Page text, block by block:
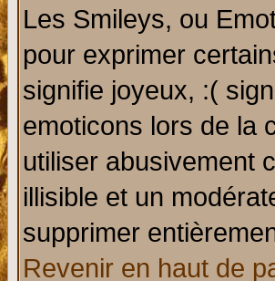
Les Smileys, ou
pour exprimer
signifie joyeux, :(
emoticons lors de la
utiliser abusivement
illisible et un
supprimer
Revenir en haut de